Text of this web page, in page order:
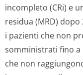
incompleto (CRi) e
residua (MRD)
i pazienti che non
somministrati fino a
che non